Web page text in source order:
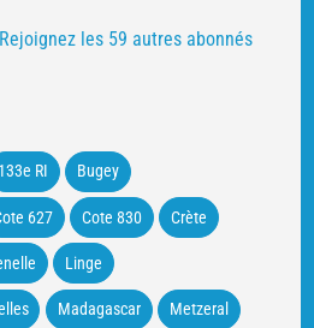
Rejoignez les 59 autres abonnés
133e RI Bugey
627 Cote 830 Crète
Linge
Madagascar Metzeral